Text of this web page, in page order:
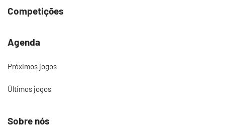
Competições
Agenda
Próximos jogos
Últimos jogos
Sobre nós